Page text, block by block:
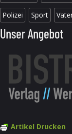
Polizei Sport
Unser Angebot
Artikel Drucken